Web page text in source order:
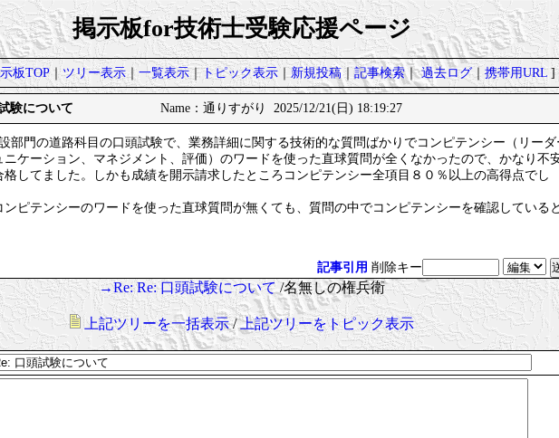
掲示板for技術士受験応援ページ
板TOP｜ツリー表示｜一覧表示｜トピック表示｜新規投稿｜記事検索｜過去ログ｜携帯用URL]
験について Name：通りすがり 2025/12/21(日) 18:19:27
部門の道路科目の口頭試験で、業務詳細に関する技術的な質問ばかりでコンピテンシー（リーダ
ニケーション、マネジメント、評価）のワードを使った直球質問が全くなかったので、かなり不
格してました。しかも成績を開示請求したところコンピテンシー全項目８０％以上の高得点でし
ピテンシーのワードを使った直球質問が無くても、質問の中でコンピテンシーを確認していると
記事引用 削除キー
→Re: Re: 口頭試験について/名無しの権兵衛
上記ツリーを一括表示/上記ツリーをトピック表示